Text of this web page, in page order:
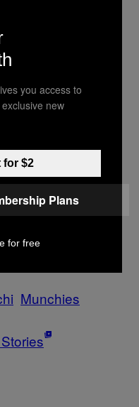
für einen
nur einen
aber du hast
gutes Kimchi in
Munchies
you access to
new
for $2
Plans
for free